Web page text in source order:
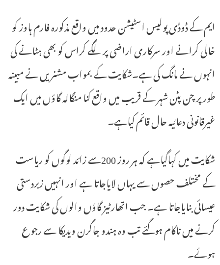
ایم کے ڈوڈی پولیس اسٹیشن حدود میں واقع مذکورہ فارم ہاوز کو
خالی کرانے اور سرکاری اراضی پر لگے کراس کو بھی ہٹانے کی
انہوں نے مانگ کی ہے۔شکایت کے بمواب مشنریں نے مبینہ
طور پر چن پٹن شہر کے قریب میں واقع کنا منگالہ گاؤں میں ایک
غیرقانونی دعائیہ حال قائم کیاہے۔
شکایت میں کہاگیاہے کہ ہر روز 200سے زائد لوگوں کو ریاست
کے مختلف حصوں سے یہاں لایاجاتا ہے اور انہیں زبردستی
عیسائی بنایاجاتا ہے۔ جب اتھارٹیز گاؤں والوں کی شکایت دور
کرنے میں ناکام ہوگئے تب وہ ہندو جاگرن ویدیکا سے رجوع
ہوئے۔